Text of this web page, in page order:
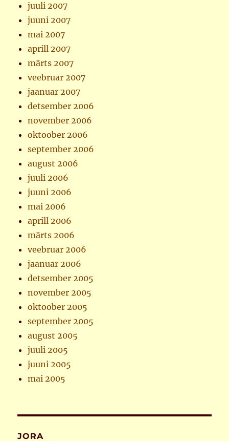
juuli 2007
juuni 2007
mai 2007
aprill 2007
märts 2007
veebruar 2007
jaanuar 2007
detsember 2006
november 2006
oktoober 2006
september 2006
august 2006
juuli 2006
juuni 2006
mai 2006
aprill 2006
märts 2006
veebruar 2006
jaanuar 2006
detsember 2005
november 2005
oktoober 2005
september 2005
august 2005
juuli 2005
juuni 2005
mai 2005
JORA